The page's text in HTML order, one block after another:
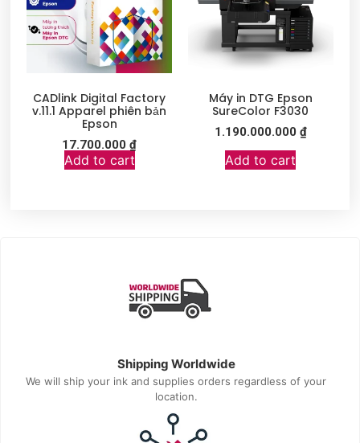
CADlink Digital Factory
v.11.1 Apparel phiên bản
Epson
17.700.000₫
Add to cart
Máy in DTG Epson
SureColor F3030
1.190.000.000 ₫
Add to cart
Shipping Worldwide
We will ship your ink and supplies orders regardless of your
location.